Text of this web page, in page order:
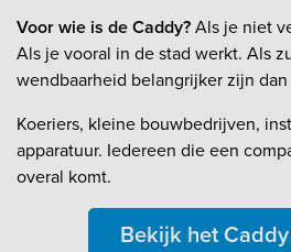
Voor wie is de Caddy?Als je niet
Als je vooral in de stad werkt. Als
wendbaarheid belangrijker zijn
Koeriers, kleine bouwbedrijven,
apparatuur. Iedereen die een
overal komt.
Bekijk het